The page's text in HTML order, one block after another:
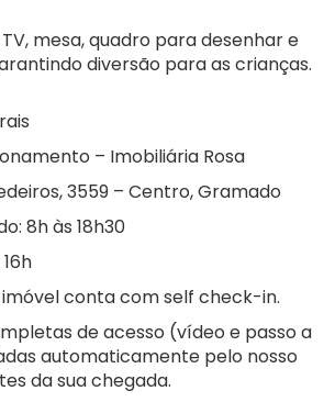
mesa, quadro para desenhar e
diversão para as crianças.
– Imobiliária Rosa
3559 – Centro, Gramado
8h às 18h30
conta com self check-in.
de acesso (vídeo e passo a
automaticamente pelo nosso
da sua chegada.